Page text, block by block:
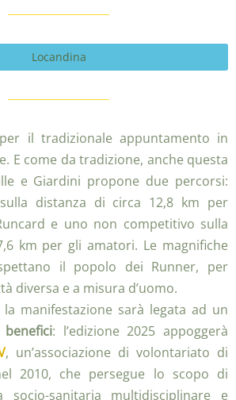
Locandina
il tradizionale appuntamento in
E come da tradizione, anche questa
e Giardini propone due percorsi:
distanza di circa 12,8 km per
e uno non competitivo sulla
km per gli amatori. Le magnifiche
il popolo dei Runner, per
diversa e a misura d’uomo.
la manifestazione sarà legata ad un
: l’edizione 2025 appoggerà
, un’associazione di volontariato di
2010, che persegue lo scopo di
socio-sanitaria multidisciplinare e